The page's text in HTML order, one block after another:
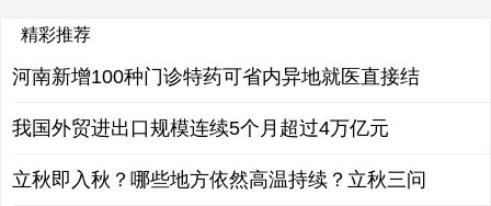
精彩推荐
河南新增100种门诊特药可省内异地就医直接结
我国外贸进出口规模连续5个月超过4万亿元
立秋即入秋？哪些地方依然高温持续？立秋三问